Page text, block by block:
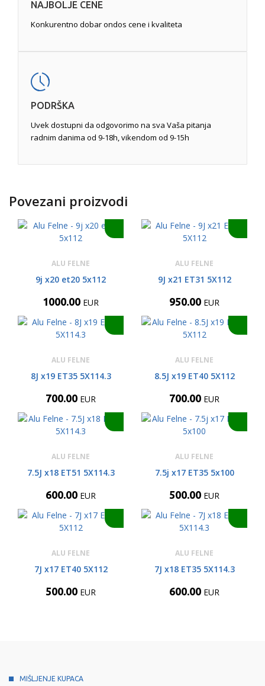
NAJBOLJE CENE
Konkurentno dobar ondos cene i kvaliteta
PODRŠKA
Uvek dostupni da odgovorimo na sva Vaša pitanja
radnim danima od 9-18h, vikendom od 9-15h
Povezani proizvodi
ALU FELNE
9j x20 et20 5x112
1000.00 EUR
ALU FELNE
9J x21 ET31 5X112
950.00 EUR
ALU FELNE
8J x19 ET35 5X114.3
700.00 EUR
ALU FELNE
8.5J x19 ET40 5X112
700.00 EUR
ALU FELNE
7.5J x18 ET51 5X114.3
600.00 EUR
ALU FELNE
7.5j x17 ET35 5x100
500.00 EUR
ALU FELNE
7J x17 ET40 5X112
500.00 EUR
ALU FELNE
7J x18 ET35 5X114.3
600.00 EUR
MIŠLJENJE KUPACA